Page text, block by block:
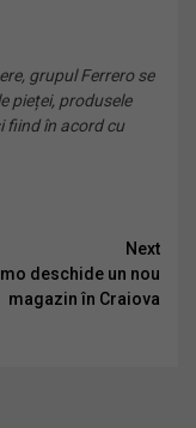
grupul Ferrero se
pieței, produsele
fiind în acord cu
Next
deschide un nou
magazin în Craiova